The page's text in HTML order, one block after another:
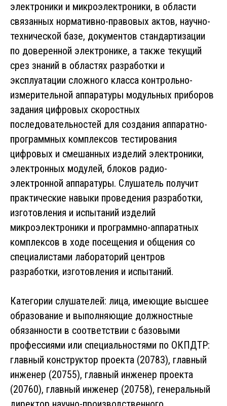
электроники и микроэлектроники, в области
связанных нормативно-правовых актов, научно-
технической базе, документов стандартизации
по доверенной электронике, а также текущий
срез знаний в областях разработки и
эксплуатации сложного класса контрольно-
измерительной аппаратуры модульных приборов
задания цифровых скоростных
последовательностей для создания аппаратно-
программных комплексов тестирования
цифровых и смешанных изделий электроники,
электронных модулей, блоков радио-
электронной аппаратуры. Слушатель получит
практические навыки проведения разработки,
изготовления и испытаний изделий
микроэлектроники и программно-аппаратных
комплексов в ходе посещения и общения со
специалистами лабораторий центров
разработки, изготовления и испытаний.
Категории слушателей: лица, имеющие высшее
образование и выполняющие должностные
обязанности в соответствии с базовыми
профессиями или специальностями по ОКПДТР:
главный конструктор проекта (20783), главный
инженер (20755), главный инженер проекта
(20760), главный инженер (20758), генеральный